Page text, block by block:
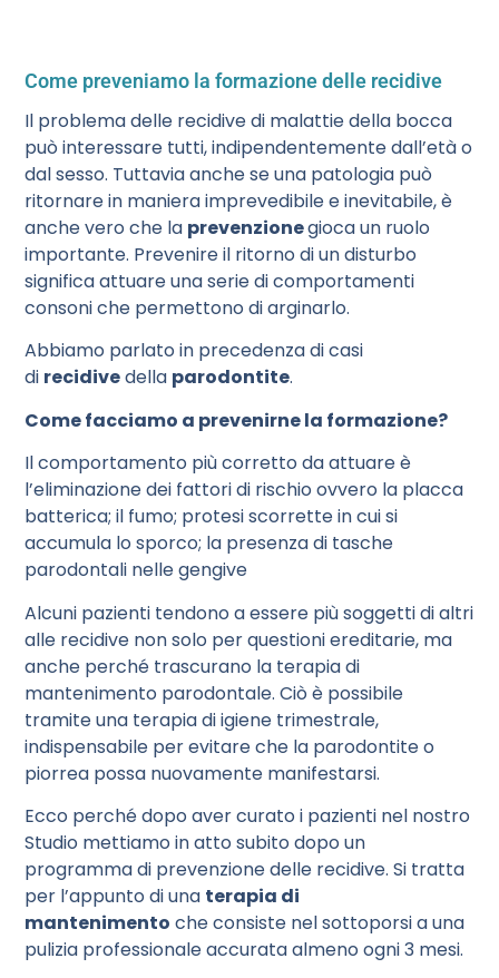
Come preveniamo la formazione delle recidive
Il problema delle recidive di malattie della bocca
può interessare tutti, indipendentemente dall’età o
dal sesso. Tuttavia anche se una patologia può
ritornare in maniera imprevedibile e inevitabile, è
anche vero che la prevenzionegioca un ruolo
importante. Prevenire il ritorno di un disturbo
significa attuare una serie di comportamenti
consoni che permettono di arginarlo.
Abbiamo parlato in precedenza di casi
di recidivedella parodontite.
Come facciamo a prevenirne la formazione?
Il comportamento più corretto da attuare è
l’eliminazione dei fattori di rischio ovvero la placca
batterica; il fumo; protesi scorrette in cui si
accumula lo sporco; la presenza di tasche
parodontali nelle gengive
Alcuni pazienti tendono a essere più soggetti di altri
alle recidive non solo per questioni ereditarie, ma
anche perché trascurano la terapia di
mantenimento parodontale. Ciò è possibile
tramite una terapia di igiene trimestrale,
indispensabile per evitare che la parodontite o
piorrea possa nuovamente manifestarsi.
Ecco perché dopo aver curato i pazienti nel nostro
Studio mettiamo in atto subito dopo un
programma di prevenzione delle recidive. Si tratta
per l’appunto di una terapia di
mantenimento che consiste nel sottoporsi a una
pulizia professionale accurata almeno ogni 3 mesi.